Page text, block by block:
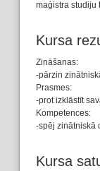
maģistra studiju
Kursa
Zināšanas:
-pārzin
Prasmes:
-prot izklāstīt
Kompetences:
-spēj zinātniskā
Kursa